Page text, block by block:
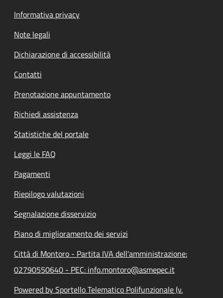
Informativa privacy
Note legali
Dichiarazione di accessibilità
Contatti
Prenotazione appuntamento
Richiedi assistenza
Statistiche del portale
Leggi le FAQ
Pagamenti
Riepilogo valutazioni
Segnalazione disservizio
Piano di miglioramento dei servizi
Città di Montoro - Partita IVA dell'amministrazione:
02790550640 - PEC: info.montoro@asmepec.it
Powered by Sportello Telematico Polifunzionale (v.